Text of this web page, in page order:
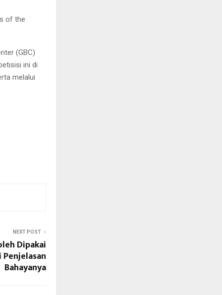
of the
(GBC)
ini di
melalui
NEXT POST
Dipakai
Bahayanya